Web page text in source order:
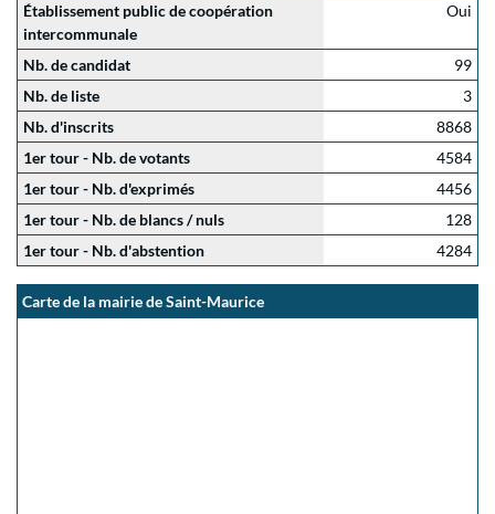
Établissement public de coopération
intercommunale
Oui
Nb. de candidat
99
Nb. de liste
3
Nb. d'inscrits
8868
1er tour - Nb. de votants
4584
1er tour - Nb. d'exprimés
4456
1er tour - Nb. de blancs / nuls
128
1er tour - Nb. d'abstention
4284
Carte de la mairie de Saint-Maurice